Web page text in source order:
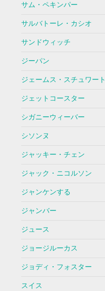
サム・ペキンパー
サルバトーレ・カシオ
サンドウィッチ
ジーパン
ジェームス・スチュワート
ジェットコースター
シガニーウィーバー
シソンヌ
ジャッキー・チェン
ジャック・ニコルソン
ジャンケンする
ジャンバー
ジュース
ジョージルーカス
ジョディ・フォスター
スイス